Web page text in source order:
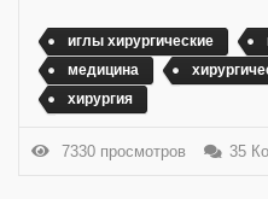
иглы хирургические
медицина
хирургия
7330 просмотров 35